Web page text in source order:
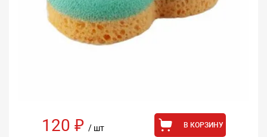
120 ₽ / шт В КОРЗИНУ